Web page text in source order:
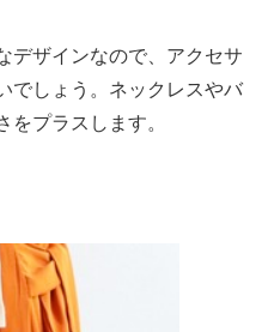
デザインなので、アクセサ
でしょう。ネックレスやバ
をプラスします。